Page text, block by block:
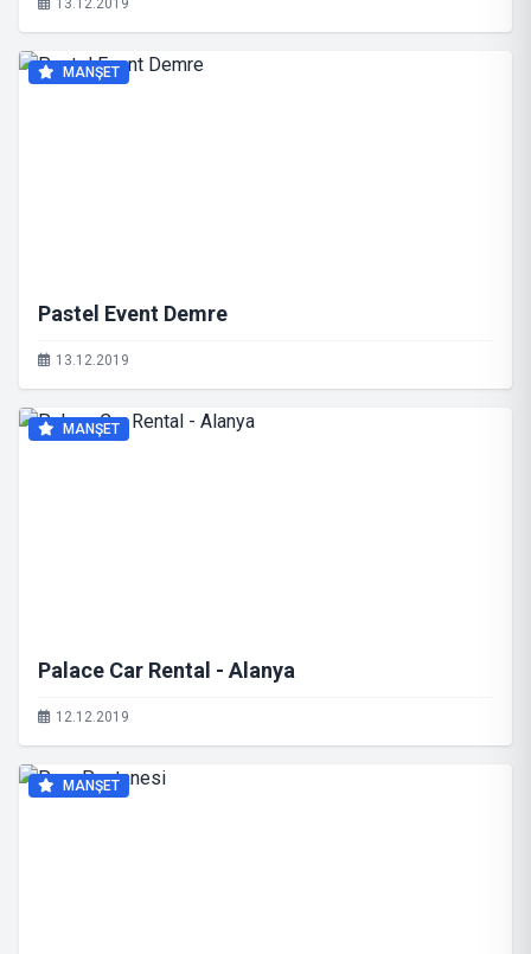
13.12.2019
MANŞET
Pastel Event Demre
13.12.2019
MANŞET
Palace Car Rental - Alanya
12.12.2019
MANŞET